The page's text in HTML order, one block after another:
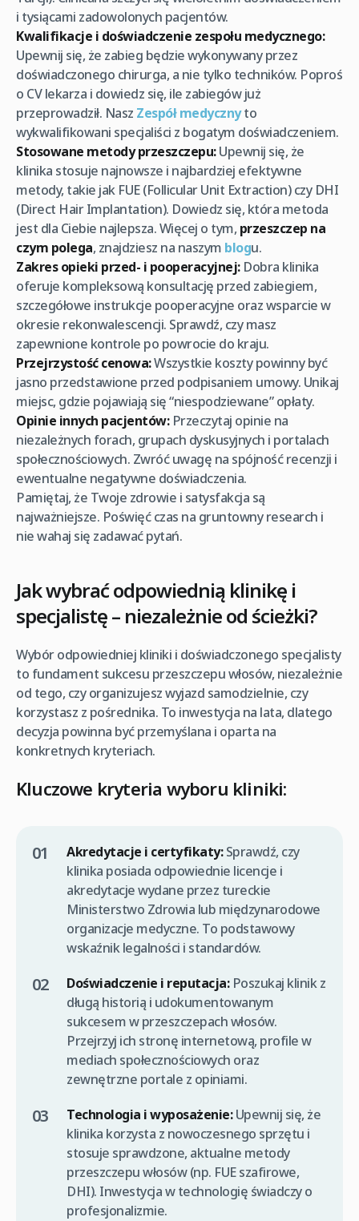
i tysiącami zadowolonych pacjentów.
Kwalifikacje i doświadczenie zespołu medycznego:
Upewnij się, że zabieg będzie wykonywany przez
doświadczonego chirurga, a nie tylko techników. Poproś
o CV lekarza i dowiedz się, ile zabiegów już
przeprowadził. Nasz Zespół medycznyto
wykwalifikowani specjaliści z bogatym doświadczeniem.
Stosowane metody przeszczepu:Upewnij się, że
klinika stosuje najnowsze i najbardziej efektywne
metody, takie jak FUE (Follicular Unit Extraction) czy DHI
(Direct Hair Implantation). Dowiedz się, która metoda
jest dla Ciebie najlepsza. Więcej o tym, przeszczep na
czym polega, znajdziesz na naszym blogu.
Zakres opieki przed- i pooperacyjnej:Dobra klinika
oferuje kompleksową konsultację przed zabiegiem,
szczegółowe instrukcje pooperacyjne oraz wsparcie w
okresie rekonwalescencji. Sprawdź, czy masz
zapewnione kontrole po powrocie do kraju.
Przejrzystość cenowa:Wszystkie koszty powinny być
jasno przedstawione przed podpisaniem umowy. Unikaj
miejsc, gdzie pojawiają się “niespodziewane” opłaty.
Opinie innych pacjentów:Przeczytaj opinie na
niezależnych forach, grupach dyskusyjnych i portalach
społecznościowych. Zwróć uwagę na spójność recenzji i
ewentualne negatywne doświadczenia.
Pamiętaj, że Twoje zdrowie i satysfakcja są
najważniejsze. Poświęć czas na gruntowny research i
nie wahaj się zadawać pytań.
Jak wybrać odpowiednią klinikę i
specjalistę – niezależnie od ścieżki?
Wybór odpowiedniej kliniki i doświadczonego specjalisty
to fundament sukcesu przeszczepu włosów, niezależnie
od tego, czy organizujesz wyjazd samodzielnie, czy
korzystasz z pośrednika. To inwestycja na lata, dlatego
decyzja powinna być przemyślana i oparta na
konkretnych kryteriach.
Kluczowe kryteria wyboru kliniki:
Akredytacje i certyfikaty:Sprawdź, czy
klinika posiada odpowiednie licencje i
akredytacje wydane przez tureckie
Ministerstwo Zdrowia lub międzynarodowe
organizacje medyczne. To podstawowy
wskaźnik legalności i standardów.
Doświadczenie i reputacja:Poszukaj klinik z
długą historią i udokumentowanym
sukcesem w przeszczepach włosów.
Przejrzyj ich stronę internetową, profile w
mediach społecznościowych oraz
zewnętrzne portale z opiniami.
Technologia i wyposażenie:Upewnij się, że
klinika korzysta z nowoczesnego sprzętu i
stosuje sprawdzone, aktualne metody
przeszczepu włosów (np. FUE szafirowe,
DHI). Inwestycja w technologię świadczy o
profesjonalizmie.